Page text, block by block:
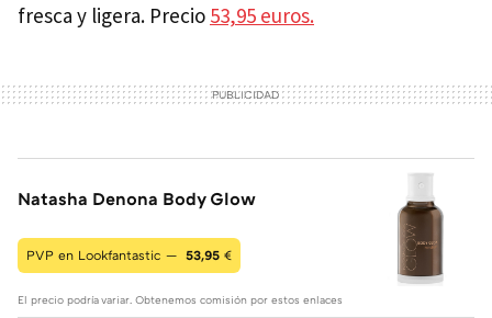
fresca y ligera. Precio 53,95 euros.
Natasha Denona Body Glow
PVP en Lookfantastic — 53,95 €
El precio podría variar. Obtenemos comisión por estos enlaces